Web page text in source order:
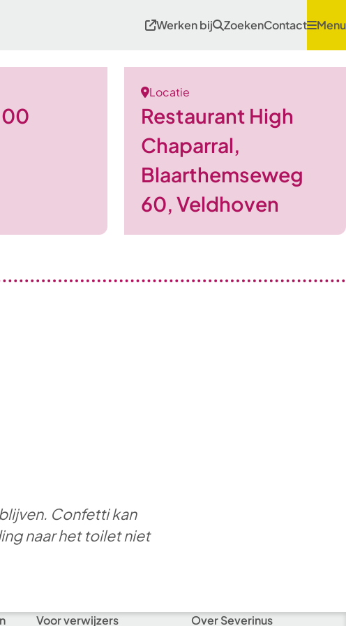
Werken bij ZoekenContact Menu
Locatie
Restaurant High
Chaparral,
Blaarthemseweg
60, Veldhoven
Confetti kan
naar het toilet niet
Voor verwijzers Over Severinus